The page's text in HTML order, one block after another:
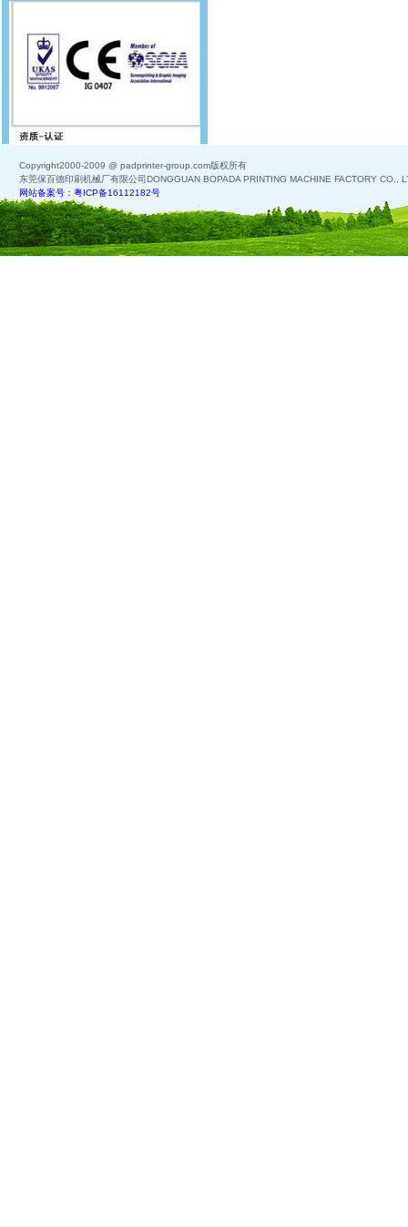
Copyright2000-2009 @ padprinter-group.com版权所有
东莞保百德印刷机械厂有限公司DONGGUAN BOPADA PRINTING MACHINE FACTORY CO.,
网站备案号：粤ICP备16112182号